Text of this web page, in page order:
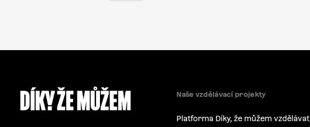
Naše vzdělávací projekty
Platforma Díky, že můžem vzdělávat